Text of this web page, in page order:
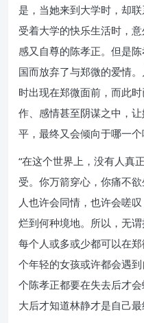
是，当她来到大学时，却
受着大学的快乐生活时，
感又自尊的陈孝正。但是
国而放弃了与郑微的爱情
时出现在郑微面前，而此
作、感情甚至阴谋之中，
平，最终又会倾向于哪一个
“在这个世界上，没有人真
受。你万箭穿心，你痛不
人也许会同情，也许会嗟
烂到何种境地。所以，无谓
每个人或多或少都可以在
个年轻的女孩或许都会遇
个陈孝正都要在失去后才
大后才知道林静才是自己